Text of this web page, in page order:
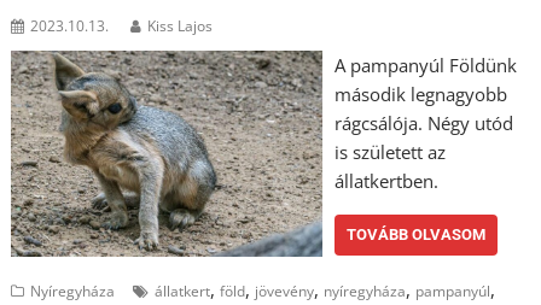
2023.10.13. Kiss Lajos
A pampanyúl Földünk
második legnagyobb
rágcsálója. Négy utód
is született az
állatkertben.
TOVÁBB OLVASOM
Nyíregyháza állatkert,föld, jövevény, nyíregyháza, pampanyúl,